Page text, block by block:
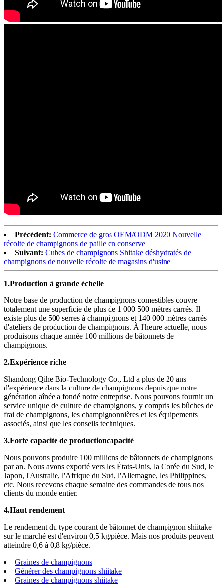
Précédent: Commerce de gros OEM/ODM 2020 Nouvelle
récolte de champignons de paille en conserve
Suivant: Cubes de champignons Shitake déshydratés de
champignons de nouvelle récolte de magasins d'usine
1.Production à grande échelle
Notre base de production de champignons comestibles couvre
totalement une superficie de plus de 1 000 500 mètres carrés. Il
existe plus de 500 serres à champignons et 140 000 mètres carrés
d'ateliers de production de champignons. À l'heure actuelle, nous
produisons chaque année 100 millions de bâtonnets de
champignons.
2.Expérience riche
Shandong Qihe Bio-Technology Co., Ltd a plus de 20 ans
d'expérience dans la culture de champignons depuis que notre
génération aînée a fondé notre entreprise. Nous pouvons fournir un
service unique de culture de champignons, y compris les bûches de
frai de champignons, les champignonnières et les équipements
associés, ainsi que les conseils techniques.
3.Forte capacité de productioncapacité
Nous pouvons produire 100 millions de bâtonnets de champignons
par an. Nous avons exporté vers les États-Unis, la Corée du Sud, le
Japon, l'Australie, l'Afrique du Sud, l'Allemagne, les Philippines,
etc. Nous recevons chaque semaine des commandes de tous nos
clients du monde entier.
4.Haut rendement
Le rendement du type courant de bâtonnet de champignon shiitake
sur le marché est d'environ 0,5 kg/pièce. Mais nos produits peuvent
atteindre 0,6 à 0,8 kg/pièce.
Graines de champignons
Générer des champignons shiitake
Graines de champignons shiitake